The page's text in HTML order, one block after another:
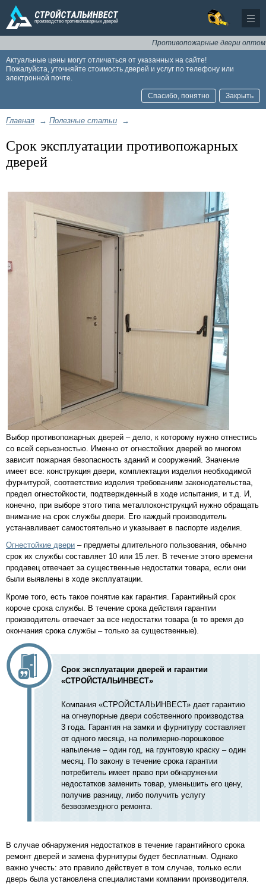
Противопожарные двери оптом
Актуальные цены могут отличаться от указанных на сайте!
Пожалуйста, уточняйте стоимость дверей и услуг по телефону или
электронной почте.
Спасибо, понятно Закрыть
Главная → Полезные статьи →
Срок эксплуатации противопожарных
дверей
Выбор противопожарных дверей – дело, к которому нужно отнестись
со всей серьезностью. Именно от огнестойких дверей во многом
зависит пожарная безопасность зданий и сооружений. Значение
имеет все: конструкция двери, комплектация изделия необходимой
фурнитурой, соответствие изделия требованиям законодательства,
предел огнестойкости, подтвержденный в ходе испытания, и т.д. И,
конечно, при выборе этого типа металлоконструкций нужно обращать
внимание на срок службы двери. Его каждый производитель
устанавливает самостоятельно и указывает в паспорте изделия.
Огнестойкие двери – предметы длительного пользования, обычно
срок их службы составляет 10 или 15 лет. В течение этого времени
продавец отвечает за существенные недостатки товара, если они
были выявлены в ходе эксплуатации.
Кроме того, есть такое понятие как гарантия. Гарантийный срок
короче срока службы. В течение срока действия гарантии
производитель отвечает за все недостатки товара (в то время до
окончания срока службы – только за существенные).
Срок эксплуатации дверей и гарантии
«СТРОЙСТАЛЬИНВЕСТ»
Компания «СТРОЙСТАЛЬИНВЕСТ» дает гарантию
на огнеупорные двери собственного производства
3 года. Гарантия на замки и фурнитуру составляет
от одного месяца, на полимерно-порошковое
напыление – один год, на грунтовую краску – один
месяц. По закону в течение срока гарантии
потребитель имеет право при обнаружении
недостатков заменить товар, уменьшить его цену,
получив разницу, либо получить услугу
безвозмездного ремонта.
В случае обнаружения недостатков в течение гарантийного срока
ремонт дверей и замена фурнитуры будет бесплатным. Однако
важно учесть: это правило действует в том случае, только если
дверь была установлена специалистами компании производителя.